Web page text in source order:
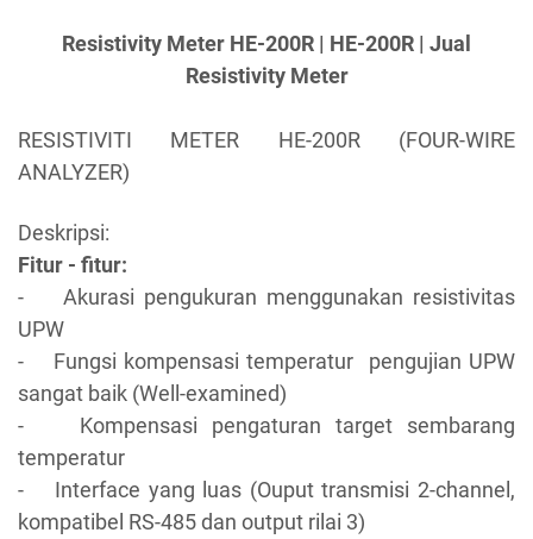
Resistivity Meter HE-200R | HE-200R | Jual
Resistivity Meter
RESISTIVITI METER HE-200R (FOUR-WIRE
ANALYZER)
Deskripsi:
Fitur - fitur:
- Akurasi pengukuran menggunakan resistivitas
UPW
- Fungsi kompensasi temperatur pengujian UPW
sangat baik (Well-examined)
- Kompensasi pengaturan target sembarang
temperatur
- Interface yang luas (Ouput transmisi 2-channel,
kompatibel RS-485 dan output rilai 3)